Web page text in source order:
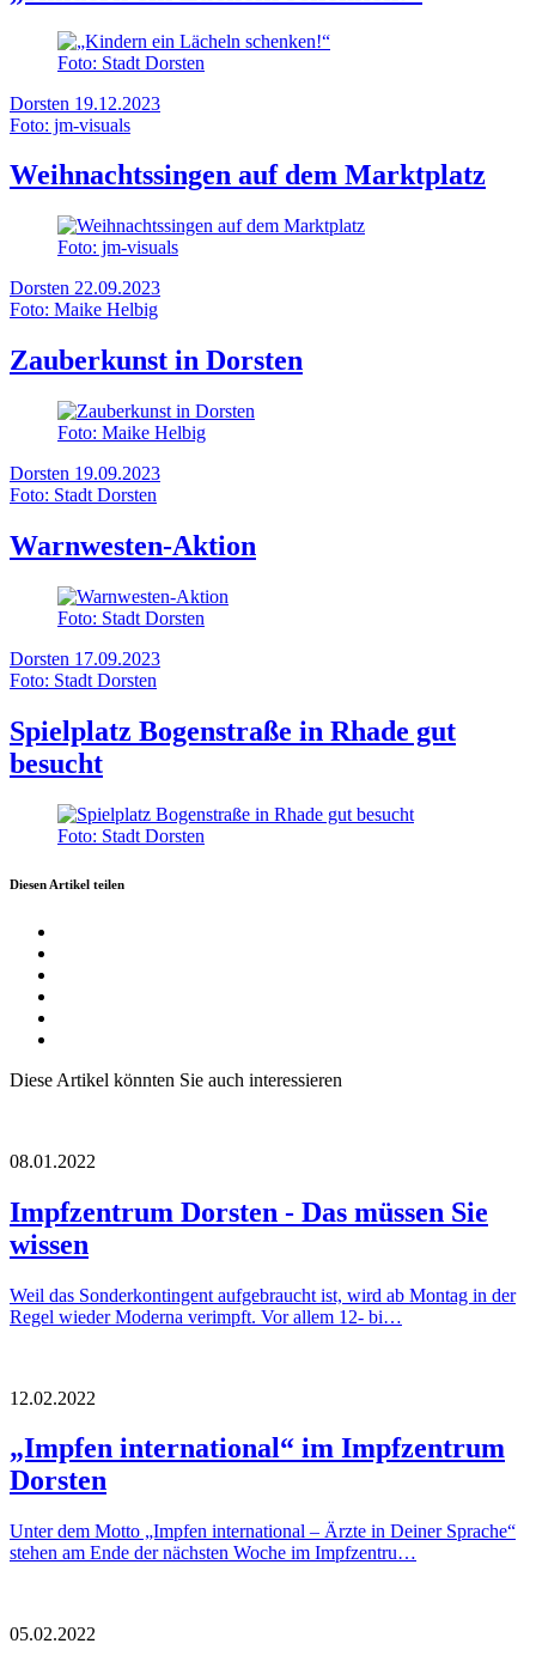
Foto: Stadt Dorsten
Dorsten 19.12.2023
Foto: jm-visuals
Weihnachtssingen auf dem Marktplatz
Foto: jm-visuals
Dorsten 22.09.2023
Foto: Maike Helbig
Zauberkunst in Dorsten
Foto: Maike Helbig
Dorsten 19.09.2023
Foto: Stadt Dorsten
Warnwesten-Aktion
Foto: Stadt Dorsten
Dorsten 17.09.2023
Foto: Stadt Dorsten
Spielplatz Bogenstraße in Rhade gut
besucht
Foto: Stadt Dorsten
Diesen Artikel teilen
Diese Artikel könnten Sie auch interessieren
08.01.2022
Impfzentrum Dorsten - Das müssen Sie
wissen
Weil das Sonderkontingent aufgebraucht ist, wird ab Montag in der
Regel wieder Moderna verimpft. Vor allem 12- bi…
12.02.2022
„Impfen international“ im Impfzentrum
Dorsten
Unter dem Motto „Impfen international – Ärzte in Deiner Sprache“
stehen am Ende der nächsten Woche im Impfzentru…
05.02.2022